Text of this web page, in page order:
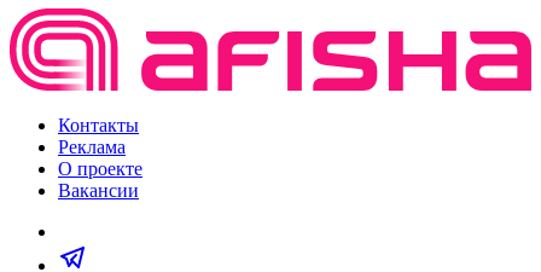
Контакты
Реклама
О проекте
Вакансии